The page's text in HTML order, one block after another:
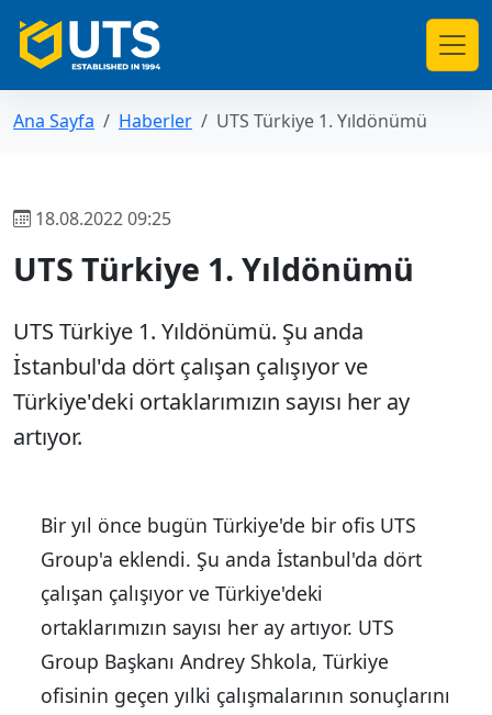
Ana Sayfa Haberler UTS Türkiye 1. Yıldönümü
18.08.2022 09:25
UTS Türkiye 1. Yıldönümü
UTS Türkiye 1. Yıldönümü. Şu anda
İstanbul'da dört çalışan çalışıyor ve
Türkiye'deki ortaklarımızın sayısı her ay
artıyor.
Bir yıl önce bugün Türkiye'de bir ofis UTS
Group'a eklendi. Şu anda İstanbul'da dört
çalışan çalışıyor ve Türkiye'deki
ortaklarımızın sayısı her ay artıyor. UTS
Group Başkanı Andrey Shkola, Türkiye
ofisinin geçen yılki çalışmalarının sonuçlarını